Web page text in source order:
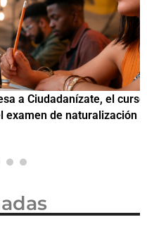
el curso gratuito
naturalización en EUA